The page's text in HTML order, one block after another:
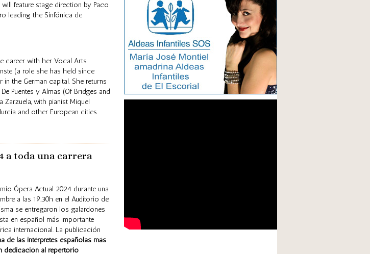
feature stage direction by Paco
leading the Sinfónica de
career with her Vocal Arts
(a role she has held since
the German capital. She returns
Puentes y Almas (Of Bridges and
Zarzuela, with pianist Miquel
and other European cities.
a toda una carrera
Ópera Actual 2024 durante una
a las 19,30h en el Auditorio de
se entregaron los galardones
en español más importante
internacional. La publicación
de las intérpretes españolas más
dedicación al repertorio